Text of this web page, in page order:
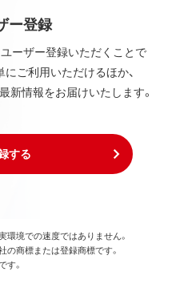
ー登録
ーザー登録いただくことで
ご利用いただけるほか、
新情報をお届けいたします。
する
境での速度ではありません。
商標または登録商標です。
す。